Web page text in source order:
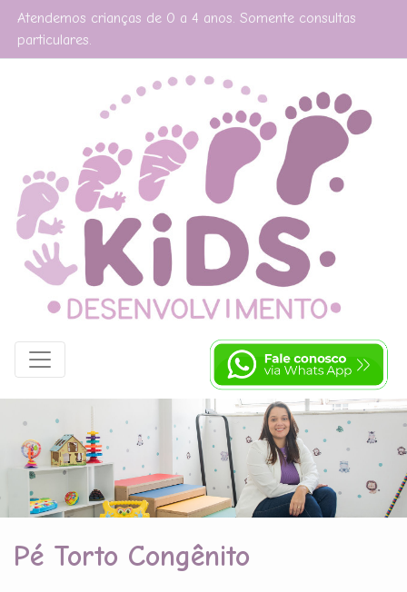
Atendemos crianças de 0 a 4 anos. Somente consultas
particulares.
Pé Torto Congênito